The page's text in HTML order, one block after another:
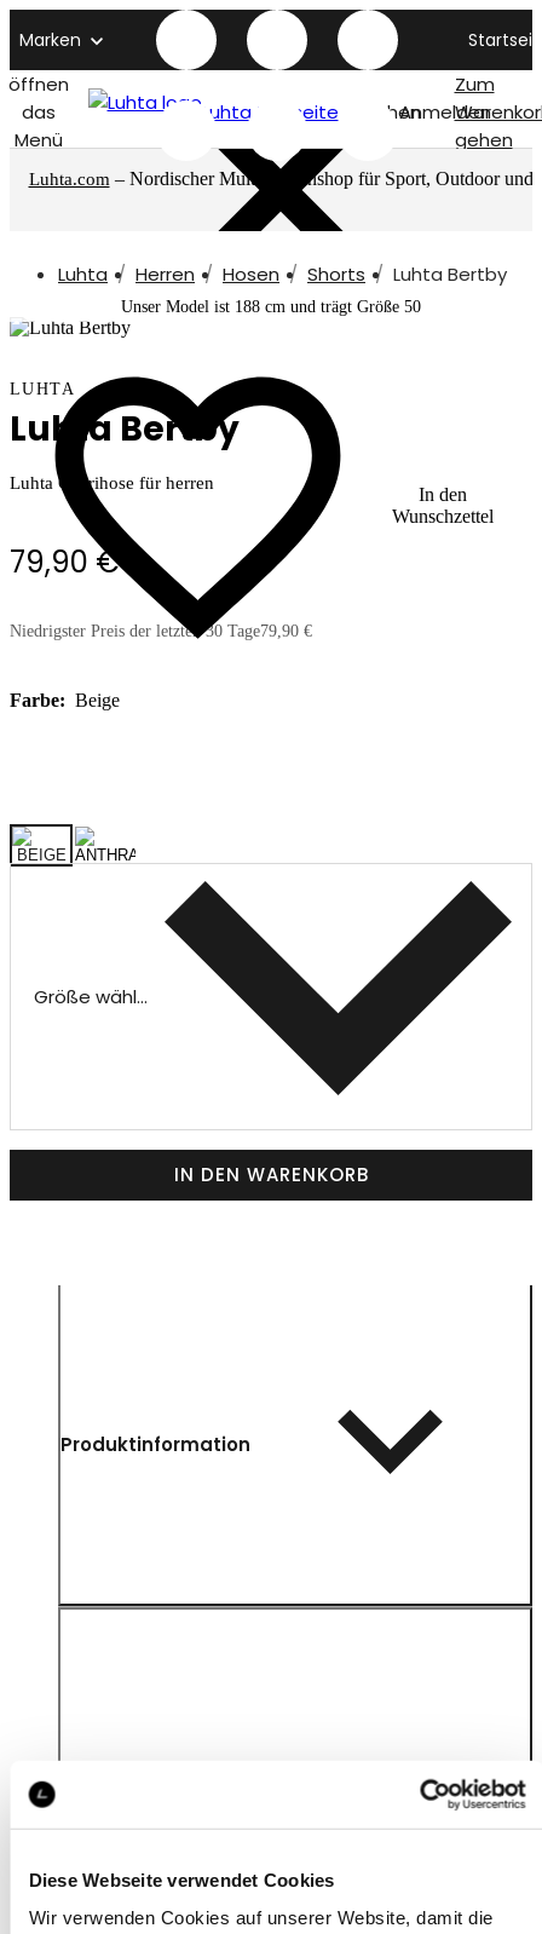
Diese Webseite verwendet Cookies
Wir verwenden Cookies auf unserer Website, damit die
Marken
öffnen
das
Menü
Luhta titelseite SuchenAnmelden
Zum
gehen
Luhta.com – Nordischer Multimarkenshop für Sport, Outdoor und
Luhta Herren Hosen Shorts Luhta Bertby
In den
Wunschzettel
Unser Model ist 188 cm und trägt Größe 50
LUHTA
Luhta Bertby
Luhta Caprihose für herren
79,90 €
Niedrigster Preis der letzten 30 Tage79,90 €
Farbe: Beige
Größe wählen
IN DEN WARENKORB
Produktinformation